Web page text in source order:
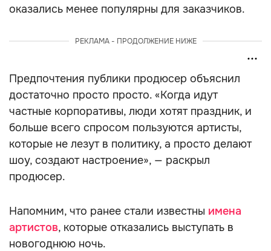
оказались менее популярны для заказчиков.
РЕКЛАМА - ПРОДОЛЖЕНИЕ НИЖЕ
Предпочтения публики продюсер объяснил
достаточно просто просто. «Когда идут
частные корпоративы, люди хотят праздник, и
больше всего спросом пользуются артисты,
которые не лезут в политику, а просто делают
шоу, создают настроение», — раскрыл
продюсер.
Напомним, что ранее стали известны имена
артистов, которые отказались выступать в
новогоднюю ночь.